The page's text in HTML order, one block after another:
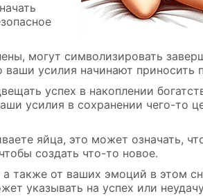
могут символизировать
ваши усилия начинают приносить
успех в накоплении
усилия в сохранении чего-то
яйца, это может означать,
создать что-то новое.
также от ваших эмоций в этом
указывать на успех или